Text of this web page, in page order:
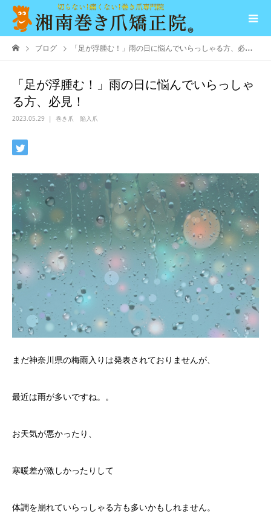
ブログ 「足が浮腫む！」雨の日に悩んでいらっしゃる方、必見！
「足が浮腫む！」雨の日に悩んでいらっしゃ
る方、必見！
2023.05.29 巻き爪 陥入爪
まだ神奈川県の梅雨入りは発表されておりませんが、
最近は雨が多いですね。。
お天気が悪かったり、
寒暖差が激しかったりして
体調を崩れていらっしゃる方も多いかもしれません。